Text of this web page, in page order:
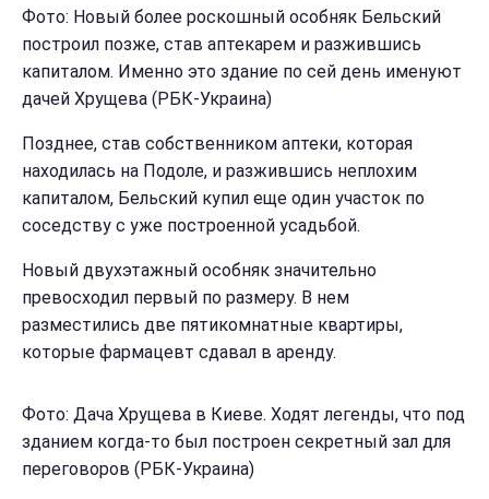
Фото: Новый более роскошный особняк Бельский
построил позже, став аптекарем и разжившись
капиталом. Именно это здание по сей день именуют
дачей Хрущева (РБК-Украина)
Позднее, став собственником аптеки, которая
находилась на Подоле, и разжившись неплохим
капиталом, Бельский купил еще один участок по
соседству с уже построенной усадьбой.
Новый двухэтажный особняк значительно
превосходил первый по размеру. В нем
разместились две пятикомнатные квартиры,
которые фармацевт сдавал в аренду.
Фото: Дача Хрущева в Киеве. Ходят легенды, что под
зданием когда-то был построен секретный зал для
переговоров (РБК-Украина)